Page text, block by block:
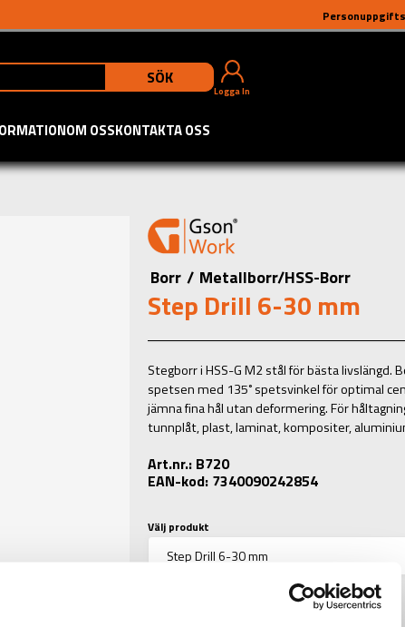
SÖK
Logga In
OM OSSKONTAKTA OSS
Borr / Metallborr/HSS-Borr
Step Drill 6-30 mm
Stegborr i HSS-G M2 stål för bästa livslängd.
spetsen med 135˚ spetsvinkel för optimal
jämna fina hål utan deformering. För
tunnplåt, plast, laminat, kompositer,
Art.nr.: B720
EAN-kod: 7340090242854
Välj produkt